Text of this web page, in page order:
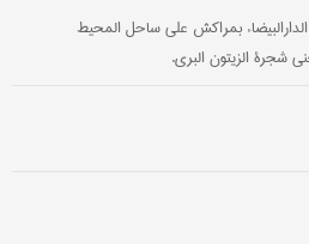
بمراكش علی ساحل المحيط
شجرة الزيتون البري.